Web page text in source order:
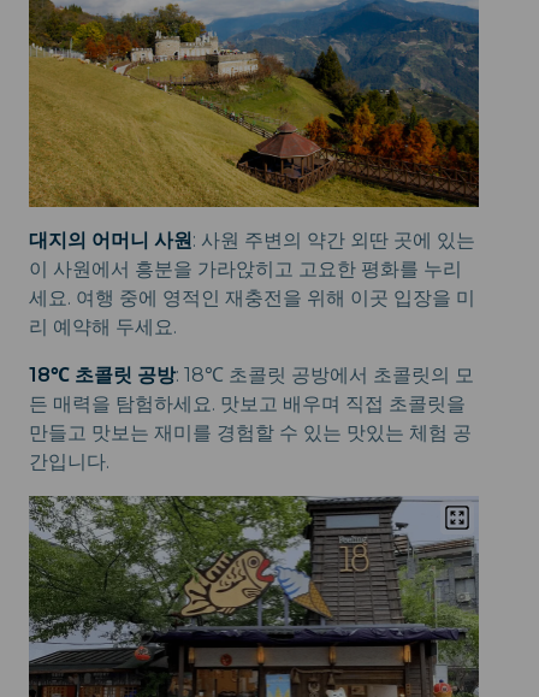
대지의 어머니 사원: 사원 주변의 약간 외딴 곳에 있는
이 사원에서 흥분을 가라앉히고 고요한 평화를 누리
세요. 여행 중에 영적인 재충전을 위해 이곳 입장을 미
리 예약해 두세요.
18℃ 초콜릿 공방: 18℃ 초콜릿 공방에서 초콜릿의 모
든 매력을 탐험하세요. 맛보고 배우며 직접 초콜릿을
만들고 맛보는 재미를 경험할 수 있는 맛있는 체험 공
간입니다.